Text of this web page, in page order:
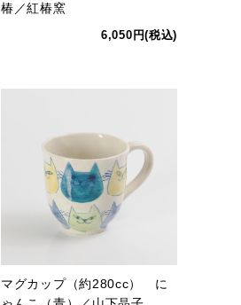
椿／紅椿窯
6,050円(税込)
マグカップ（約280cc） に